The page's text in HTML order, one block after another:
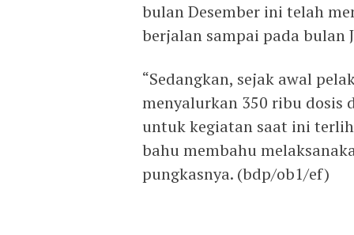
bulan Desember ini telah
berjalan sampai pada bulan
“Sedangkan, sejak awal
menyalurkan 350 ribu
untuk kegiatan saat ini
bahu membahu
pungkasnya. (bdp/ob1/ef)